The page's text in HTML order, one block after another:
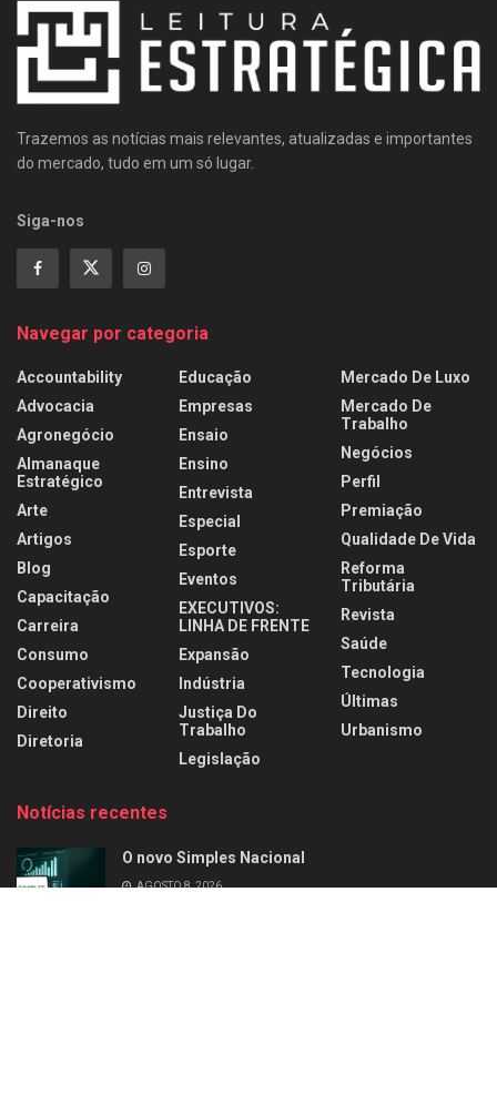
Trazemos as notícias mais relevantes, atualizadas e importantes
do mercado, tudo em um só lugar.
Siga-nos
Navegar por categoria
Accountability
Advocacia
Agronegócio
Almanaque
Estratégico
Arte
Artigos
Blog
Capacitação
Carreira
Consumo
Cooperativismo
Direito
Diretoria
Educação
Empresas
Ensaio
Ensino
Entrevista
Especial
Esporte
Eventos
EXECUTIVOS:
LINHA DE FRENTE
Expansão
Indústria
Justiça Do
Trabalho
Legislação
Mercado De Luxo
Mercado De
Trabalho
Negócios
Perfil
Premiação
Qualidade De Vida
Reforma
Tributária
Revista
Saúde
Tecnologia
Últimas
Urbanismo
Notícias recentes
O novo Simples Nacional
AGOSTO 8, 2026